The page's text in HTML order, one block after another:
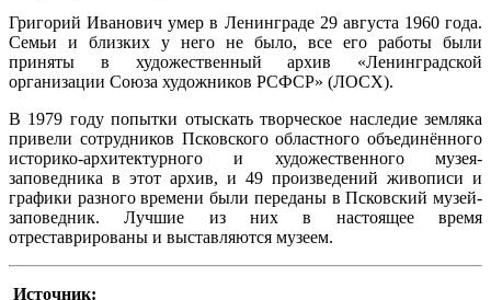
Григорий Иванович умер в Ленинграде 29 августа 1960 года.
Семьи и близких у него не было, все его работы были
приняты в художественный архив «Ленинградской
организации Союза художников РСФСР» (ЛОСХ).
В 1979 году попытки отыскать творческое наследие земляка
привели сотрудников Псковского областного объединённого
историко-архитектурного и художественного музея-
заповедника в этот архив, и 49 произведений живописи и
графики разного времени были переданы в Псковский музей-
заповедник. Лучшие из них в настоящее время
отреставрированы и выставляются музеем.
Источник: